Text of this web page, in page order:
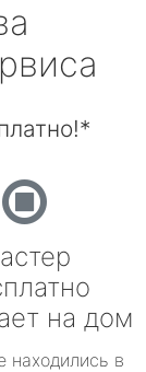
на дом
находились в